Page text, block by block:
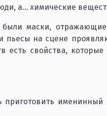
а... химические
маски, отражающие
на сцене
есть свойства,
приготовить